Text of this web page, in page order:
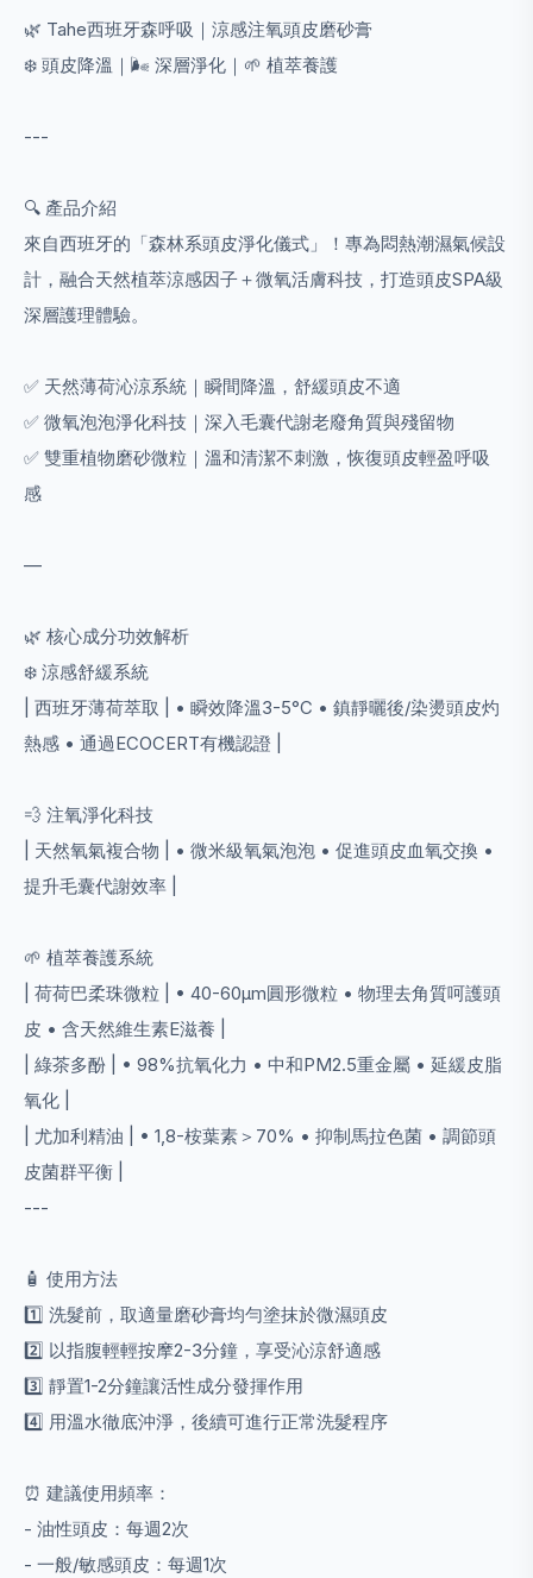
🌿 Tahe西班牙森呼吸｜涼感注氧頭皮磨砂膏
❄️ 頭皮降溫｜🌬️ 深層淨化｜🌱 植萃養護
---
🔍 產品介紹
來自西班牙的「森林系頭皮淨化儀式」！專為悶熱潮濕氣候設
計，融合天然植萃涼感因子＋微氧活膚科技，打造頭皮SPA級
深層護理體驗。
✅ 天然薄荷沁涼系統｜瞬間降溫，舒緩頭皮不適
✅ 微氧泡泡淨化科技｜深入毛囊代謝老廢角質與殘留物
✅ 雙重植物磨砂微粒｜溫和清潔不刺激，恢復頭皮輕盈呼吸
感
—
🌿 核心成分功效解析
❄️ 涼感舒緩系統
| 西班牙薄荷萃取 | • 瞬效降溫3-5°C • 鎮靜曬後/染燙頭皮灼
熱感 • 通過ECOCERT有機認證 |
💨 注氧淨化科技
| 天然氧氣複合物 | • 微米級氧氣泡泡 • 促進頭皮血氧交換 •
提升毛囊代謝效率 |
🌱 植萃養護系統
| 荷荷巴柔珠微粒 | • 40-60μm圓形微粒 • 物理去角質呵護頭
皮 • 含天然維生素E滋養 |
| 綠茶多酚 | • 98%抗氧化力 • 中和PM2.5重金屬 • 延緩皮脂
氧化 |
| 尤加利精油 | • 1,8-桉葉素＞70% • 抑制馬拉色菌 • 調節頭
皮菌群平衡 |
---
🧴 使用方法
1️⃣ 洗髮前，取適量磨砂膏均勻塗抹於微濕頭皮
2️⃣ 以指腹輕輕按摩2-3分鐘，享受沁涼舒適感
3️⃣ 靜置1-2分鐘讓活性成分發揮作用
4️⃣ 用溫水徹底沖淨，後續可進行正常洗髮程序
⏰ 建議使用頻率：
- 油性頭皮：每週2次
- 一般/敏感頭皮：每週1次